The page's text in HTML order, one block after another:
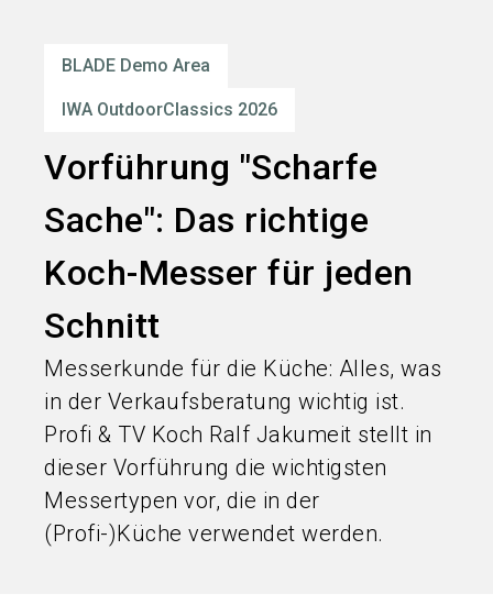
BLADE Demo Area
IWA OutdoorClassics 2026
Vorführung "Scharfe
Sache": Das richtige
Koch-Messer für jeden
Schnitt
Messerkunde für die Küche: Alles, was
in der Verkaufsberatung wichtig ist.
Profi & TV Koch Ralf Jakumeit stellt in
dieser Vorführung die wichtigsten
Messertypen vor, die in der
(Profi-)Küche verwendet werden.